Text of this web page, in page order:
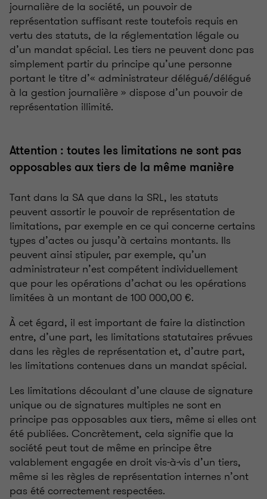
journalière de la société, un pouvoir de
représentation suffisant reste toutefois requis en
vertu des statuts, de la réglementation légale ou
d’un mandat spécial. Les tiers ne peuvent donc pas
simplement partir du principe qu’une personne
portant le titre d’« administrateur délégué/délégué
à la gestion journalière » dispose d’un pouvoir de
représentation illimité.
Attention : toutes les limitations ne sont pas
opposables aux tiers de la même manière
Tant dans la SA que dans la SRL, les statuts
peuvent assortir le pouvoir de représentation de
limitations, par exemple en ce qui concerne certains
types d’actes ou jusqu’à certains montants. Ils
peuvent ainsi stipuler, par exemple, qu’un
administrateur n’est compétent individuellement
que pour les opérations d’achat ou les opérations
limitées à un montant de 100 000,00 €.
À cet égard, il est important de faire la distinction
entre, d’une part, les limitations statutaires prévues
dans les règles de représentation et, d’autre part,
les limitations contenues dans un mandat spécial.
Les limitations découlant d’une clause de signature
unique ou de signatures multiples ne sont en
principe pas opposables aux tiers, même si elles ont
été publiées. Concrètement, cela signifie que la
société peut tout de même en principe être
valablement engagée en droit vis-à-vis d’un tiers,
même si les règles de représentation internes n’ont
pas été correctement respectées.